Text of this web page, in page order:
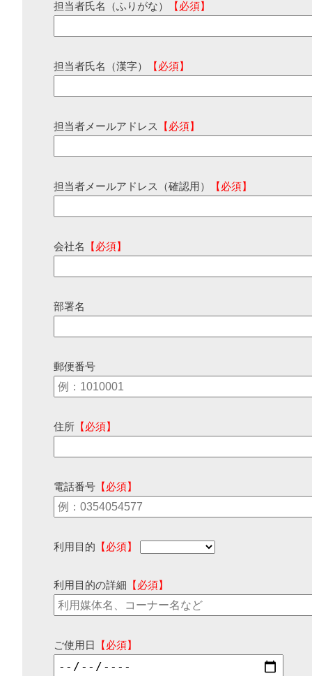
担当者氏名（ふりがな） 【必須】
担当者氏名（漢字） 【必須】
担当者メールアドレス 【必須】
担当者メールアドレス（確認用） 【必須】
会社名 【必須】
部署名
郵便番号
住所 【必須】
電話番号 【必須】
利用目的 【必須】
利用目的の詳細 【必須】
ご使用日 【必須】